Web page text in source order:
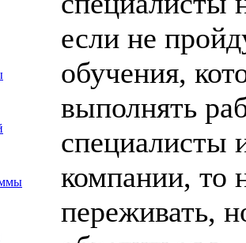
если не
обучения,
выполнять
специалисты
компании, то
переживать,